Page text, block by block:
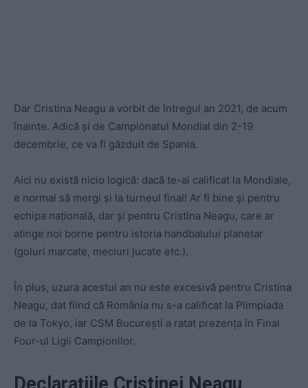
Dar Cristina Neagu a vorbit de întregul an 2021, de acum
înainte. Adică și de Campionatul Mondial din 2-19
decembrie, ce va fi găzduit de Spania.
Aici nu există nicio logică: dacă te-ai calificat la Mondiale,
e normal să mergi și la turneul final! Ar fi bine și pentru
echipa națională, dar și pentru Cristina Neagu, care ar
atinge noi borne pentru istoria handbalului planetar
(goluri marcate, meciuri jucate etc.).
În plus, uzura acestui an nu este excesivă pentru Cristina
Neagu, dat fiind că România nu s-a calificat la Plimpiada
de la Tokyo, iar CSM București a ratat prezența în Final
Four-ul Ligii Campionilor.